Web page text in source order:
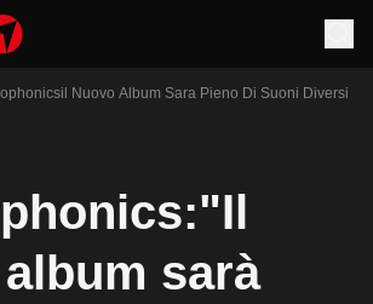
Nuovo Album Sara Pieno Di Suoni Diversi
sarà